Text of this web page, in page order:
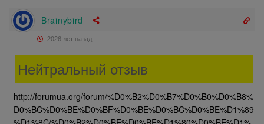
Brainybird
2026 лет назад
Нейтральный отзыв
http://forumua.org/forum/%D0%B2%D0%B7%D0%B0%D0%B8%
D0%BC%D0%BE%D0%BF%D0%BE%D0%BC%D0%BE%D1%89